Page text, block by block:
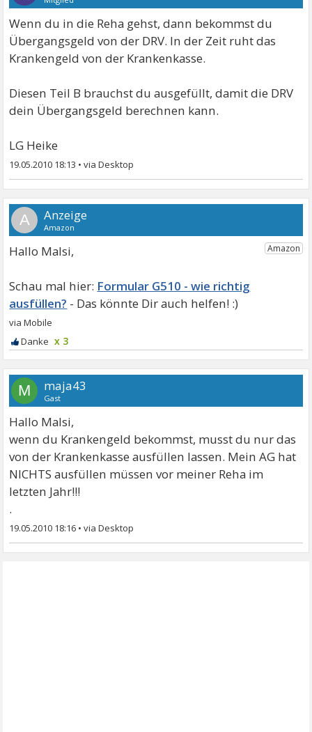
Wenn du in die Reha gehst, dann bekommst du
Übergangsgeld von der DRV. In der Zeit ruht das
Krankengeld von der Krankenkasse.
Diesen Teil B brauchst du ausgefüllt, damit die DRV
dein Übergangsgeld berechnen kann.
LG Heike
19.05.2010 18:13 •
A
Hallo Malsi,
Formular G510 - wie richtig
ausfüllen?
x 3
M maja43
Gast
Hallo Malsi,
wenn du Krankengeld bekommst, musst du nur das
von der Krankenkasse ausfüllen lassen. Mein AG hat
NICHTS ausfüllen müssen vor meiner Reha im
letzten Jahr!!!
.
19.05.2010 18:16 •